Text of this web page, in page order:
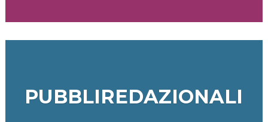
PUBBLIREDAZIONALI